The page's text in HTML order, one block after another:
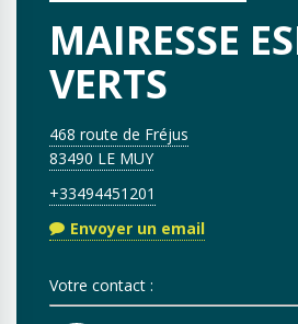
MAIRESSE
VERTS
468 route de Fréjus
83490 LE MUY
+33494451201
Envoyer un email
Votre contact :